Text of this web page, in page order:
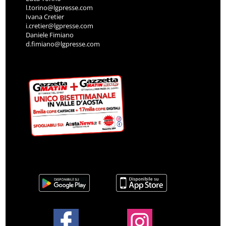
l.torino@lgpresse.com
Ivana Cretier
i.cretier@lgpresse.com
Daniele Fimiano
d.fimiano@lgpresse.com